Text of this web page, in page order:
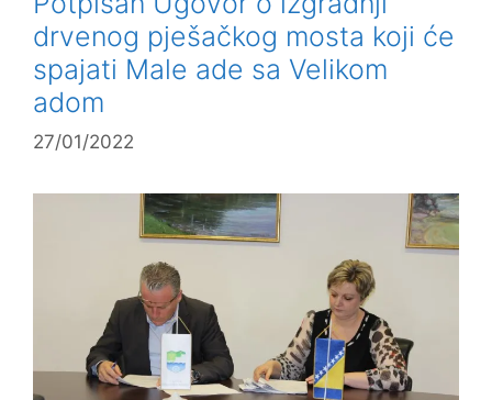
drvenog pješačkog mosta koji će
spajati Male ade sa Velikom
adom
27/01/2022